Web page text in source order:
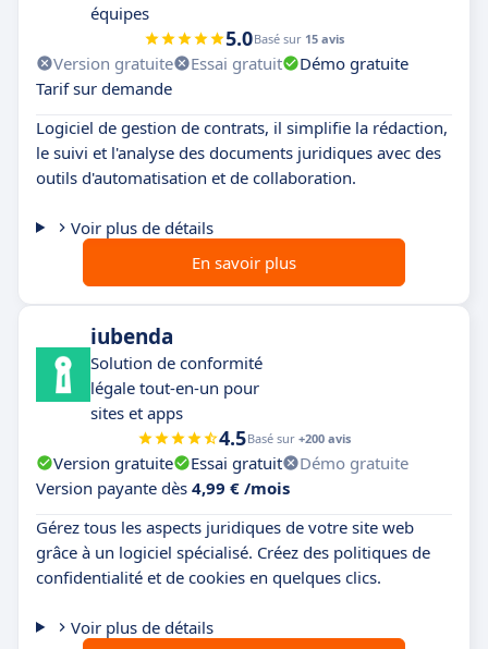
équipes
5.0Basé sur 15 avis
Version gratuite Essai gratuit
Démo gratuite
Tarif sur demande
Logiciel de gestion de contrats, il simplifie la rédaction,
le suivi et l'analyse des documents juridiques avec des
outils d'automatisation et de collaboration.
Voir plus de détails
En savoir plus
iubenda
Solution de conformité
légale tout-en-un pour
sites et apps
4.5Basé sur +200 avis
Version gratuite Essai gratuit
Démo gratuite
Version payante dès 4,99 € /mois
Gérez tous les aspects juridiques de votre site web
grâce à un logiciel spécialisé. Créez des politiques de
confidentialité et de cookies en quelques clics.
Voir plus de détails